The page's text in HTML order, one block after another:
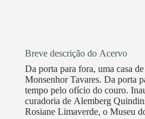
Breve descrição do Acervo
Da porta para fora, uma casa
Monsenhor Tavares. Da porta
tempo pelo ofício do couro.
curadoria de Alemberg
Rosiane Limaverde, o Museu